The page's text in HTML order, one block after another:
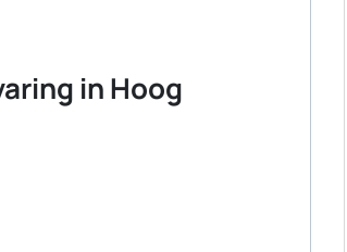
in Hoog